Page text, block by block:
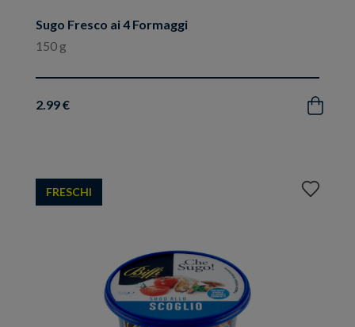
Sugo Fresco ai 4 Formaggi
150 g
2.99 € Acquista
FRESCHI
Aggiungi